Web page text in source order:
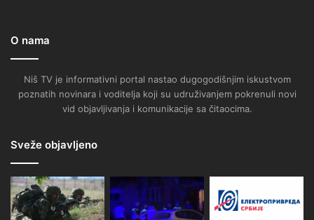
O nama
Niš TV je informativni portal nastao dugogodišnjim iskustvom
poznatih novinara i voditelja koji su udruživanjem pokrenuli novi
vid objavljivanja i komunikacije sa čitaocima.
Sveže objavljeno